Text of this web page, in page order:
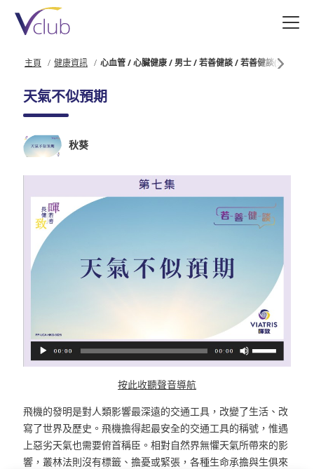
主頁 健康資訊 心血管 / 心臟健康 / 男士 / 若善健談 / 若善健談(聲音導航)
天氣不似預期
秋葵
按此收聽聲音導航
飛機的發明是對人類影響最深遠的交通工具，改變了生活、改
寫了世界及歷史。飛機擔得起最安全的交通工具的稱號，惟遇
上惡劣天氣也需要俯首稱臣。相對自然界無懼天氣所帶來的影
響，叢林法則沒有標籤、擔憂或緊張，各種生命承擔與生俱來